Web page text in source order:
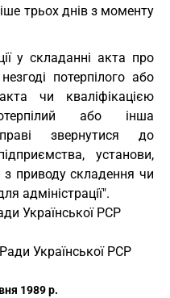
трьох днів з моменту
у складанні акта про
потерпілого або
чи кваліфікацією
або інша
звернутися до
установи,
з приводу складення чи
адміністрації".
Української РСР
Української РСР
1989 р.